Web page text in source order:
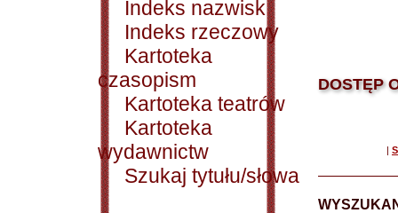
Indeks nazwisk
Indeks rzeczowy
Kartoteka
czasopism
Kartoteka teatrów
Kartoteka
wydawnictw
Szukaj tytułu/słowa
DOSTĘP
|